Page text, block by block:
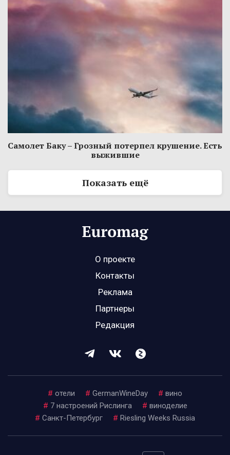
Самолет Баку – Грозный потерпел крушение. Есть
выжившие
Показать ещё
О проекте
Контакты
Реклама
Партнеры
Редакция
# отели # GermanWineDay # вино
# 7 настроений Рислинга # виноделие
# Санкт-Петербург # Riesling Weeks Russia